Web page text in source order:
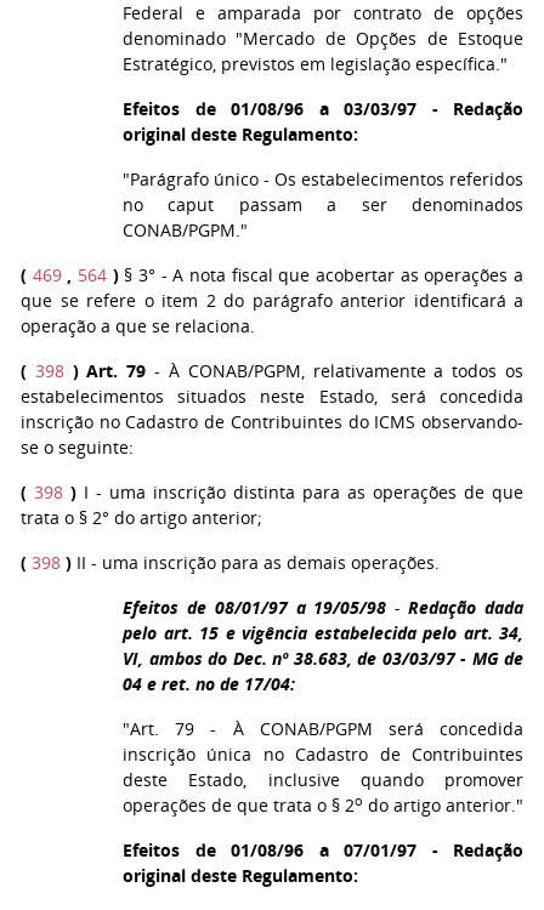
Federal e amparada por contrato de opções
denominado "Mercado de Opções de Estoque
Estratégico, previstos em legislação específica."
Efeitos de 01/08/96 a 03/03/97 - Redação
original deste Regulamento:
"Parágrafo único - Os estabelecimentos referidos
no caput passam a ser denominados
CONAB/PGPM."
( 469 , 564 ) § 3° - A nota fiscal que acobertar as operações a
que se refere o item 2 do parágrafo anterior identificará a
operação a que se relaciona.
( 398 )Art. 79 - À CONAB/PGPM, relativamente a todos os
estabelecimentos situados neste Estado, será concedida
inscrição no Cadastro de Contribuintes do ICMS observando-
se o seguinte:
( 398 ) I - uma inscrição distinta para as operações de que
trata o § 2° do artigo anterior;
( 398 ) II - uma inscrição para as demais operações.
Efeitos de 08/01/97 a 19/05/98 -Redação dada
pelo art. 15 e vigência estabelecida pelo art. 34,
VI, ambos do Dec. nº 38.683, de 03/03/97 - MG de
04 e ret. no de 17/04:
"Art. 79 - À CONAB/PGPM será concedida
inscrição única no Cadastro de Contribuintes
deste Estado, inclusive quando promover
operações de que trata o § 2o do artigo anterior."
Efeitos de 01/08/96 a 07/01/97 - Redação
original deste Regulamento: